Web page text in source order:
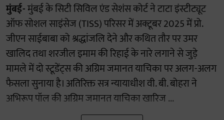
मुंबई-मुंबई के सिटी सिविल एंड सेशंस कोर्ट ने टाटा इंस्टीट्यूट
ऑफ सोशल साइंसेज (TISS) परिसर में अक्टूबर 2025 में प्रो.
जीएन साईबाबा को श्रद्धांजलि देने और कथित तौर पर उमर
खालिद तथा शरजील इमाम की रिहाई के नारे लगाने से जुड़े
मामले में दो स्टूडेंट्स की अग्रिम जमानत याचिका पर अलग-अलग
फैसला सुनाया है। अतिरिक्त सत्र न्यायाधीश वी. बी. बोहरा ने
अभिरूप पॉल की अग्रिम जमानत याचिका खारिज ...